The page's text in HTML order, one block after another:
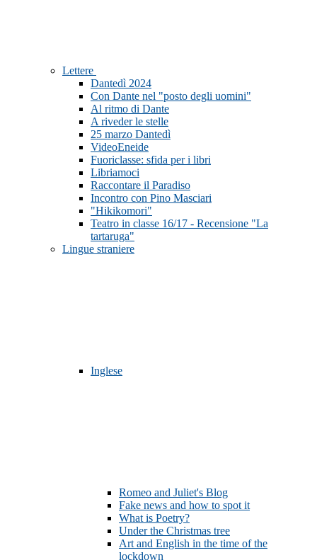
Lettere
Dantedì 2024
Con Dante nel "posto degli uomini"
Al ritmo di Dante
A riveder le stelle
25 marzo Dantedì
VideoEneide
Fuoriclasse: sfida per i libri
Libriamoci
Raccontare il Paradiso
Incontro con Pino Masciari
"Hikikomori"
Teatro in classe 16/17 - Recensione "La
tartaruga"
Lingue straniere
Inglese
Romeo and Juliet's Blog
Fake news and how to spot it
What is Poetry?
Under the Christmas tree
Art and English in the time of the
lockdown